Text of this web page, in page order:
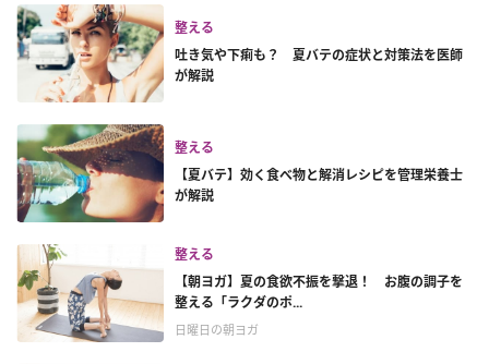
整える
吐き気や下痢も？ 夏バテの症状と対策法を医師
が解説
整える
【夏バテ】効く食べ物と解消レシピを管理栄養士
が解説
整える
【朝ヨガ】夏の食欲不振を撃退！ お腹の調子を
整える「ラクダのポ...
日曜日の朝ヨガ